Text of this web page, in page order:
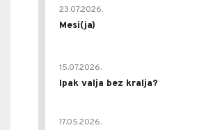
23.07.2026.
Mesi(ja)
15.07.2026.
Ipak valja bez kralja?
17.05.2026.